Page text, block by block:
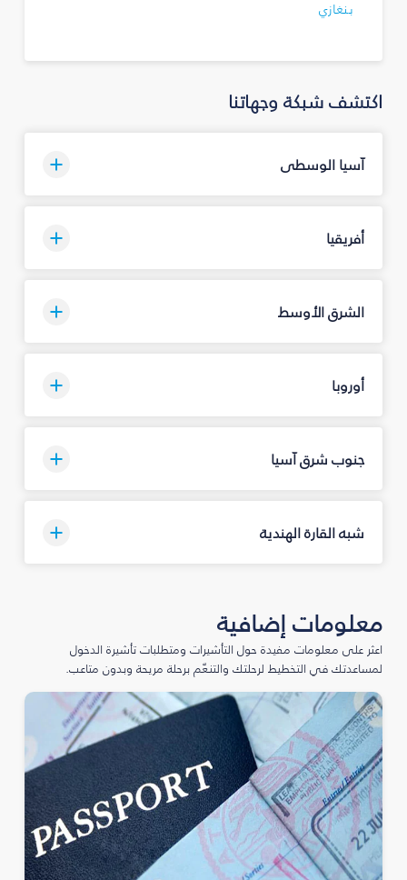
بنغازي
اكتشف شبكة وجهاتنا
آسيا الوسطى
أفريقيا
الشرق الأوسط
أوروبا
جنوب شرق آسيا
شبه القارة الهندية
معلومات إضافية
اعثر على معلومات مفيدة حول التأشيرات ومتطلبات تأشيرة الدخول
لمساعدتك في التخطيط لرحلتك والتنعّم برحلة مريحة وبدون متاعب.